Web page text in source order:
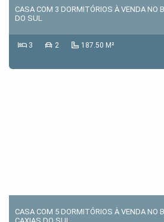
CASA COM 3 DORMITÓRIOS À VENDA NO
DO SUL
3 2 187.50 M²
CASA COM 5 DORMITÓRIOS À VENDA NO